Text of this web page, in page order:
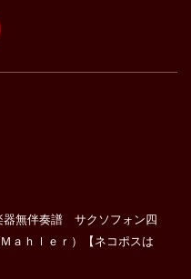
無伴奏譜 サクソフォン四
ａｈｌｅｒ）【ネコポスは